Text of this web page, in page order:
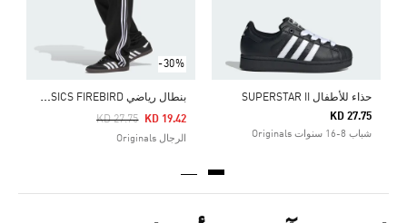
حذاء للأطفال SUPERSTAR II
KD 27.75
شباب 8-16 سنوات Originals
-30%
ب
نطال رياضي ADICOLOR CLASSICS FIREBIRD
Price Reduced From
KD 27.75
To KD 19.42
الرجال Originals